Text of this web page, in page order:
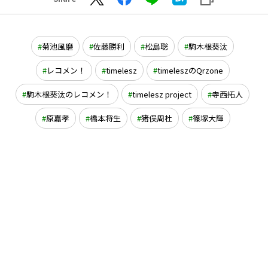
菊池風磨 佐藤勝利 松島聡 駒木根葵汰
レコメン！ timelesz timeleszのQrzone
駒木根葵汰のレコメン！ timelesz project 寺西拓人
原嘉孝 橋本将生 猪俣周杜 篠塚大輝